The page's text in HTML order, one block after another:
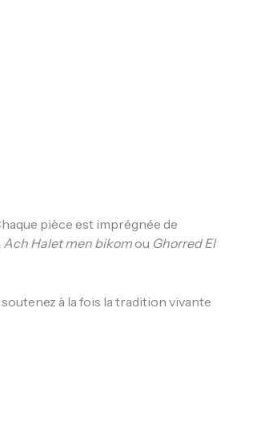
pièce est imprégnée de
Ach Halet men bikomou Ghorred El
à la fois la tradition vivante